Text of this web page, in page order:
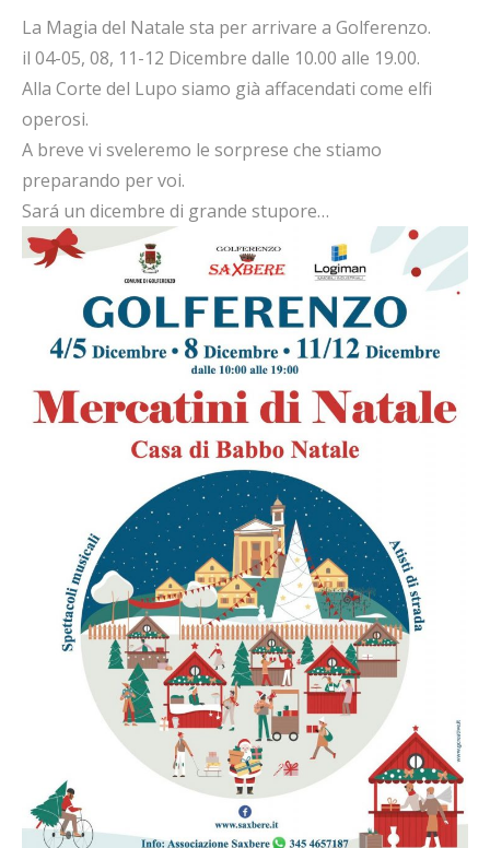
La Magia del Natale sta per arrivare a Golferenzo.
il 04-05, 08, 11-12 Dicembre dalle 10.00 alle 19.00.
Alla Corte del Lupo siamo già affacendati come elfi
operosi.
A breve vi sveleremo le sorprese che stiamo
preparando per voi.
Sará un dicembre di grande stupore…